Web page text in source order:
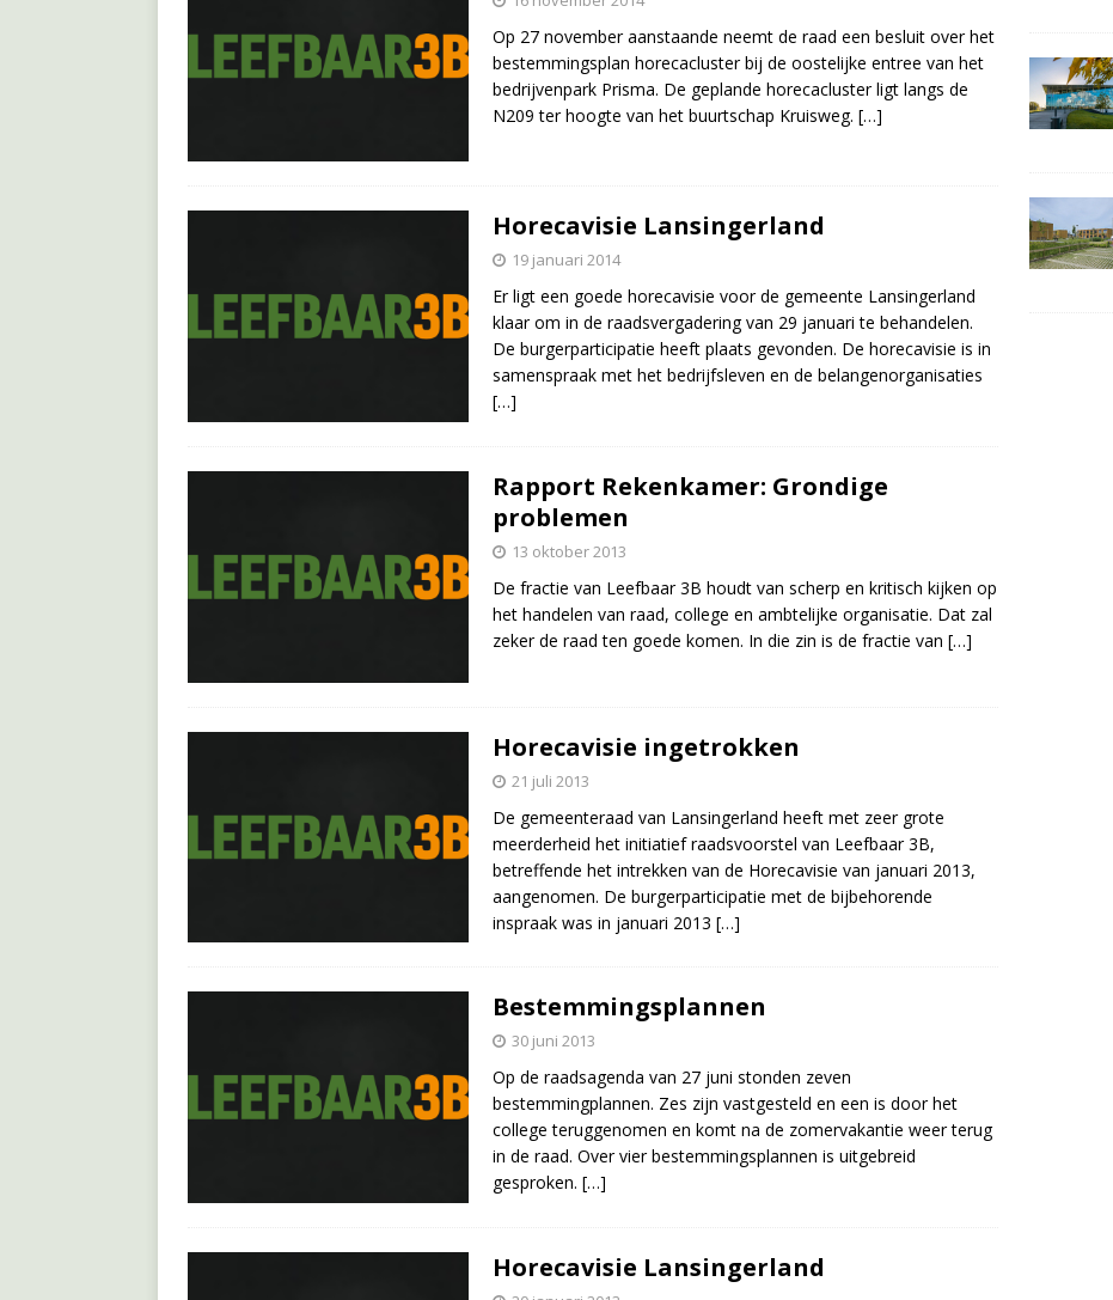
Op 27 november aanstaande neemt de raad een besluit over het
bestemmingsplan horecacluster bij de oostelijke entree van het
bedrijvenpark Prisma. De geplande horecacluster ligt langs de
N209 ter hoogte van het buurtschap Kruisweg. […]
Horecavisie Lansingerland
19 januari 2014
Er ligt een goede horecavisie voor de gemeente Lansingerland
klaar om in de raadsvergadering van 29 januari te behandelen.
De burgerparticipatie heeft plaats gevonden. De horecavisie is in
samenspraak met het bedrijfsleven en de belangenorganisaties
[…]
Rapport Rekenkamer: Grondige
problemen
13 oktober 2013
De fractie van Leefbaar 3B houdt van scherp en kritisch kijken op
het handelen van raad, college en ambtelijke organisatie. Dat zal
zeker de raad ten goede komen. In die zin is de fractie van […]
Horecavisie ingetrokken
21 juli 2013
De gemeenteraad van Lansingerland heeft met zeer grote
meerderheid het initiatief raadsvoorstel van Leefbaar 3B,
betreffende het intrekken van de Horecavisie van januari 2013,
aangenomen. De burgerparticipatie met de bijbehorende
inspraak was in januari 2013 […]
Bestemmingsplannen
30 juni 2013
Op de raadsagenda van 27 juni stonden zeven
bestemmingplannen. Zes zijn vastgesteld en een is door het
college teruggenomen en komt na de zomervakantie weer terug
in de raad. Over vier bestemmingsplannen is uitgebreid
gesproken. […]
Horecavisie Lansingerland